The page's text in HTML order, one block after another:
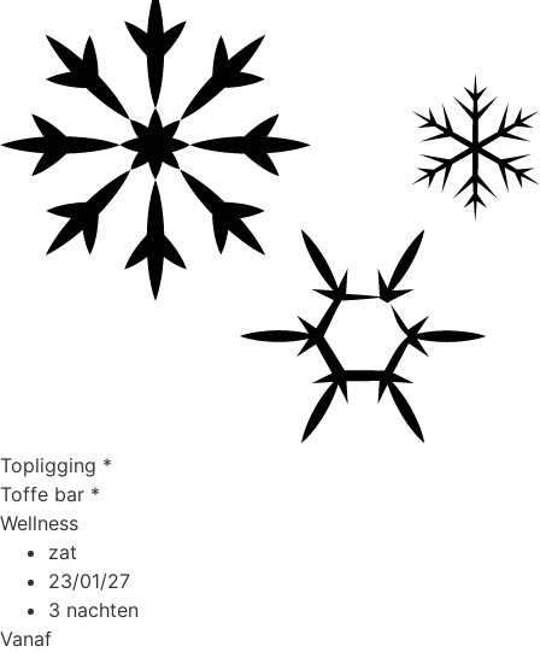
Topligging *
Toffe bar *
Wellness
zat
23/01/27
3 nachten
Vanaf